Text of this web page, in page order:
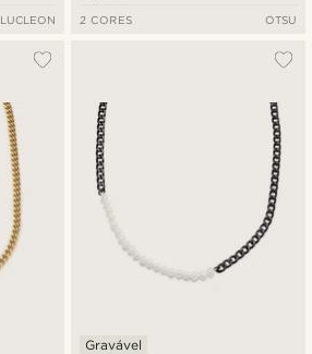
LUCLEON 2 CORES OTSU
Gravável